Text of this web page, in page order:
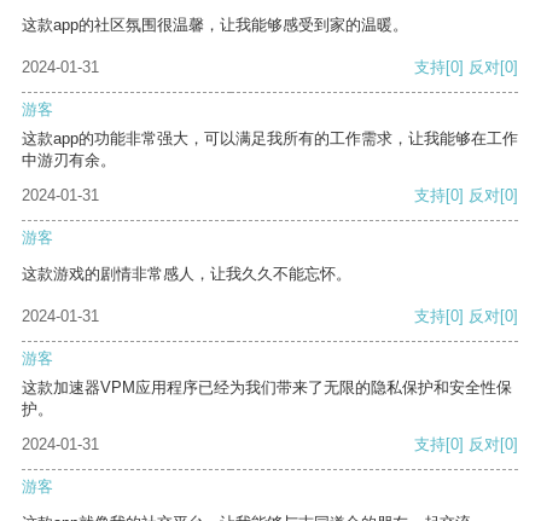
这款app的社区氛围很温馨，让我能够感受到家的温暖。
2024-01-31 支持[0] 反对[0]
游客
这款app的功能非常强大，可以满足我所有的工作需求，让我能够在工作
中游刃有余。
2024-01-31
支持[0] 反对[0]
游客
这款游戏的剧情非常感人，让我久久不能忘怀。
2024-01-31 支持[0] 反对[0]
游客
这款加速器VPM应用程序已经为我们带来了无限的隐私保护和安全性保
护。
2024-01-31
支持[0] 反对[0]
游客